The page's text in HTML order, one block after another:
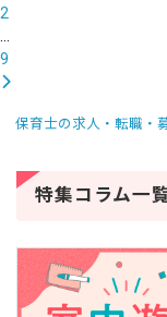
2
9
保育士の求人・転職・
特集コラム一